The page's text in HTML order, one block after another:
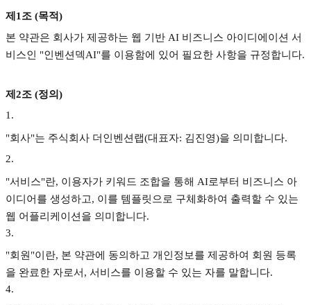
제1조 (목적)
본 약관은 회사가 제공하는 웹 기반 AI 비즈니스 아이디에이션 서
비스인 "인벤션덱AI"를 이용함에 있어 필요한 사항을 규정합니다.
제2조 (정의)
1.
"회사"는 주식회사 더인벤션랩(대표자: 김진영)을 의미합니다.
2.
"서비스"란, 이용자가 키워드 조합을 통해 AI로부터 비즈니스 아
이디어를 생성하고, 이를 템플릿으로 구체화하여 출력할 수 있는
웹 어플리케이션을 의미합니다.
3.
"회원"이란, 본 약관에 동의하고 개인정보를 제공하여 회원 등록
을 완료한 자로서, 서비스를 이용할 수 있는 자를 말합니다.
4.